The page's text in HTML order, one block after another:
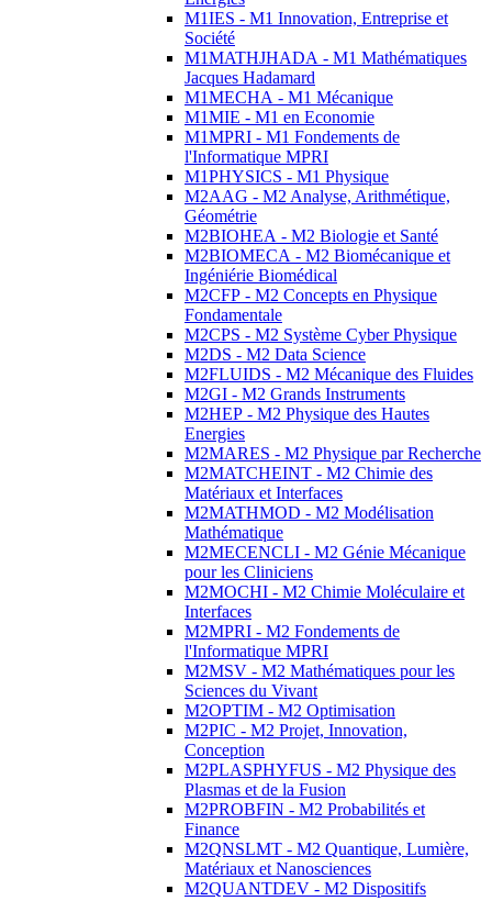
M1IES - M1 Innovation, Entreprise et
Société
M1MATHJHADA - M1 Mathématiques
Jacques Hadamard
M1MECHA - M1 Mécanique
M1MIE - M1 en Economie
M1MPRI - M1 Fondements de
l'Informatique MPRI
M1PHYSICS - M1 Physique
M2AAG - M2 Analyse, Arithmétique,
Géométrie
M2BIOHEA - M2 Biologie et Santé
M2BIOMECA - M2 Biomécanique et
Ingéniérie Biomédical
M2CFP - M2 Concepts en Physique
Fondamentale
M2CPS - M2 Système Cyber Physique
M2DS - M2 Data Science
M2FLUIDS - M2 Mécanique des Fluides
M2GI - M2 Grands Instruments
M2HEP - M2 Physique des Hautes
Energies
M2MARES - M2 Physique par Recherche
M2MATCHEINT - M2 Chimie des
Matériaux et Interfaces
M2MATHMOD - M2 Modélisation
Mathématique
M2MECENCLI - M2 Génie Mécanique
pour les Cliniciens
M2MOCHI - M2 Chimie Moléculaire et
Interfaces
M2MPRI - M2 Fondements de
l'Informatique MPRI
M2MSV - M2 Mathématiques pour les
Sciences du Vivant
M2OPTIM - M2 Optimisation
M2PIC - M2 Projet, Innovation,
Conception
M2PLASPHYFUS - M2 Physique des
Plasmas et de la Fusion
M2PROBFIN - M2 Probabilités et
Finance
M2QNSLMT - M2 Quantique, Lumière,
Matériaux et Nanosciences
M2QUANTDEV - M2 Dispositifs